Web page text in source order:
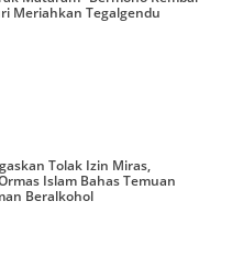
Meriahkan Tegalgendu
Tolak Izin Miras,
Islam Bahas Temuan
Beralkohol